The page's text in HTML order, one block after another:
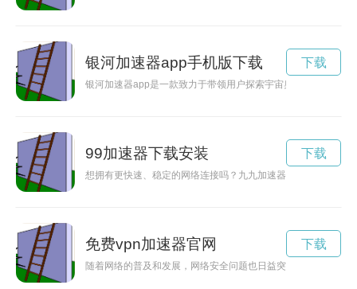
银河加速器app手机版下载
银河加速器app是一款致力于带领用户探索宇宙奥秘，畅游星
下载
99加速器下载安装
想拥有更快速、稳定的网络连接吗？九九加速器下载即可帮助
下载
免费vpn加速器官网
随着网络的普及和发展，网络安全问题也日益突出。免费海外
下载